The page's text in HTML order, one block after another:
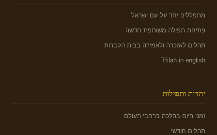
מתפללים יחד על עם ישראל
פתיחת תפילה משותפת חדשה
תהלים לאזכרה ולאמירה בבית הקברות
Tfilah in english
יהדות ותפילות
זמני היום בהלכה ברחבי העולם
תהלים חודשי